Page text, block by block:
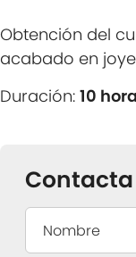
Obtención del
acabado en
Duración:10